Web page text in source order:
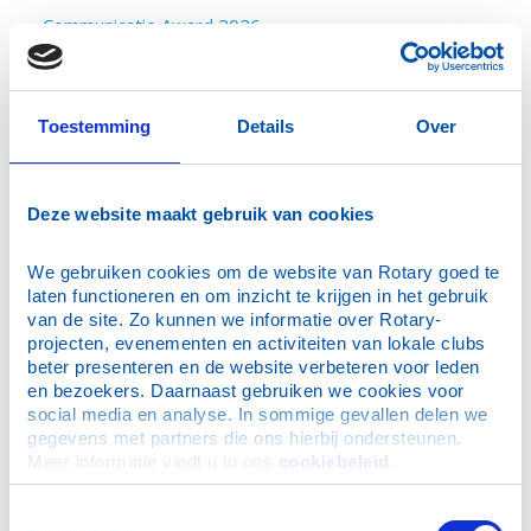
Toestemming Details Over
Deze website maakt gebruik van cookies
We gebruiken cookies om de website van Rotary goed te
laten functioneren en om inzicht te krijgen in het gebruik
van de site. Zo kunnen we informatie over Rotary-
projecten, evenementen en activiteiten van lokale clubs
beter presenteren en de website verbeteren voor leden
en bezoekers. Daarnaast gebruiken we cookies voor
social media en analyse. In sommige gevallen delen we
gegevens met partners die ons hierbij ondersteunen.
Meer informatie vindt u in ons cookiebeleid
Communicatie Award 2026
RC Schiedam de Veste
TRF Seminar 13 november
3e PHF erkenning Willie Palm
Santa Run Delft
Early Bird Charity Rally 2026
Benefiet met Sjaak Bral
Orange the World - Girls Empowerment
RC Vlaardingen 70 jaar
Benefietconcert 23 januari
IHE Students join Santa Run
RC Wassenaar 75 jaar
Wijnactie Delft's hospice